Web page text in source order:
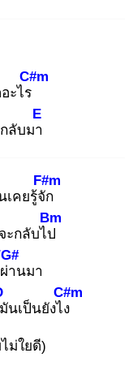
ะไร
C#m
ลับมา
E
เคยรู้จัก
F#m
ะกลับไป
Bm
านมา
นเป็นยังไง
C#m
ม่ใยดี)